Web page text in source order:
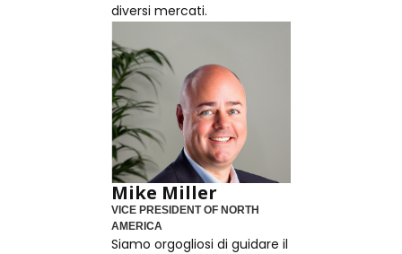
diversi mercati.
Mike Miller
VICE PRESIDENT OF NORTH
AMERICA
Siamo orgogliosi di guidare il